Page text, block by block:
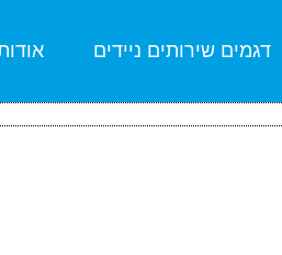
דגמים שירותים ניידים